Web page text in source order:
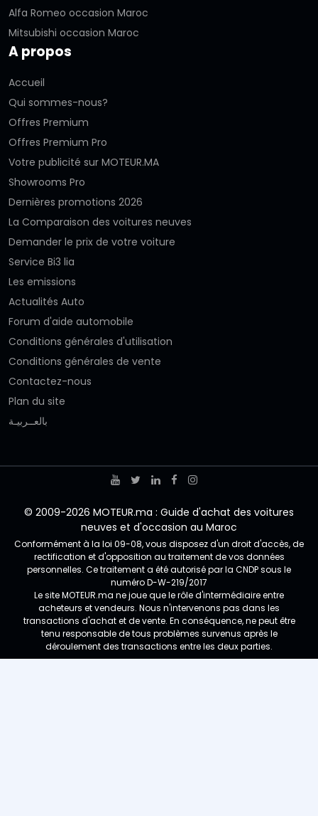
Alfa Romeo occasion Maroc
Mitsubishi occasion Maroc
A propos
Accueil
Qui sommes-nous?
Offres Premium
Offres Premium Pro
Votre publicité sur MOTEUR.MA
Showrooms Pro
Dernières promotions 2026
La Comparaison des voitures neuves
Demander le prix de votre voiture
Service Bi3 lia
Les emissions
Actualités Auto
Forum d'aide automobile
Conditions générales d'utilisation
Conditions générales de vente
Contactez-nous
Plan du site
بالعــربيـة
© 2009-2026 MOTEUR.ma : Guide d'achat des voitures
neuves et d'occasion au Maroc
Conformément à la loi 09-08, vous disposez d'un droit d'accès, de
rectification et d'opposition au traitement de vos données
personnelles. Ce traitement a été autorisé par la CNDP sous le
numéro D-W-219/2017
Le site MOTEUR.ma ne joue que le rôle d'intermédiaire entre
acheteurs et vendeurs. Nous n'intervenons pas dans les
transactions d'achat et de vente. En conséquence, ne peut être
tenu responsable de tous problèmes survenus après le
déroulement des transactions entre les deux parties.